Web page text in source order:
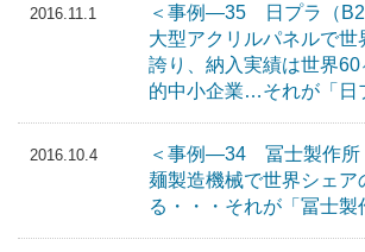
2016.11.1
＜事例―35 日プラ（
大型アクリルパネルで世
誇り、納入実績は世界
的中小企業…それが「日
2016.10.4
＜事例―34 冨士製作所
麺製造機械で世界シェア
る・・・それが「冨士製